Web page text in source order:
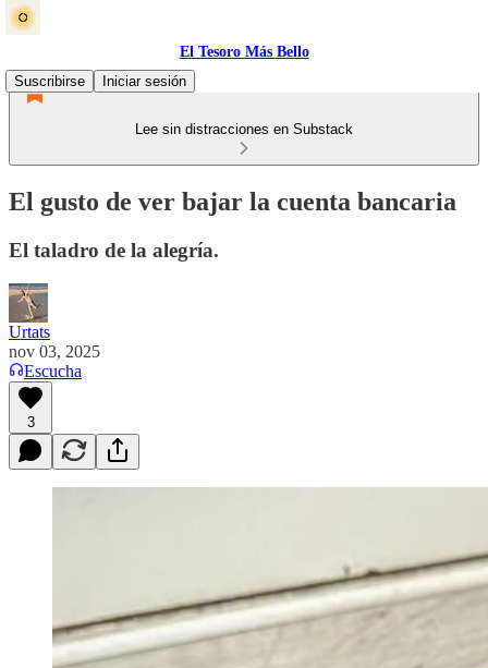
El Tesoro Más Bello
Suscribirse
Iniciar sesión
Lee sin distracciones en Substack
El gusto de ver bajar la cuenta bancaria
El taladro de la alegría.
Urtats
nov 03, 2025
Escucha
3